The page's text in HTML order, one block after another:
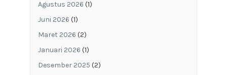
Agustus 2026 (1)
Juni 2026 (1)
Maret 2026 (2)
Januari 2026 (1)
Desember 2025 (2)